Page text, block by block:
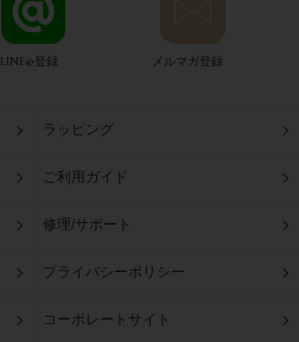
LINE@登録 メルマガ登録
ラッピング
ご利用ガイド
修理/サポート
プライバシーポリシー
コーポレートサイト